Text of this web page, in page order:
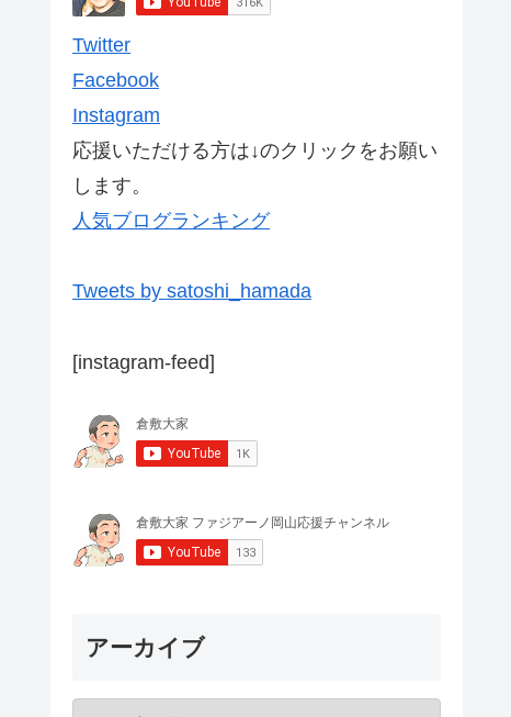
Twitter
Facebook
Instagram
応援いただける方は↓のクリックをお願い
します。
人気ブログランキング
Tweets by satoshi_hamada
[instagram-feed]
アーカイブ